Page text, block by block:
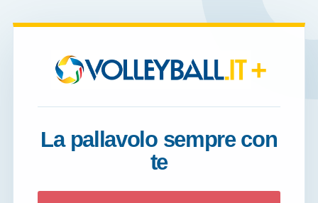
+
La pallavolo sempre con
te